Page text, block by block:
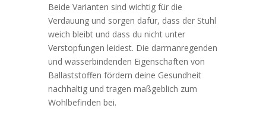
Beide Varianten sind wichtig für die
Verdauung und sorgen dafür, dass der Stuhl
weich bleibt und dass du nicht unter
Verstopfungen leidest. Die darmanregenden
und wasserbindenden Eigenschaften von
Ballaststoffen fördern deine Gesundheit
nachhaltig und tragen maßgeblich zum
Wohlbefinden bei.